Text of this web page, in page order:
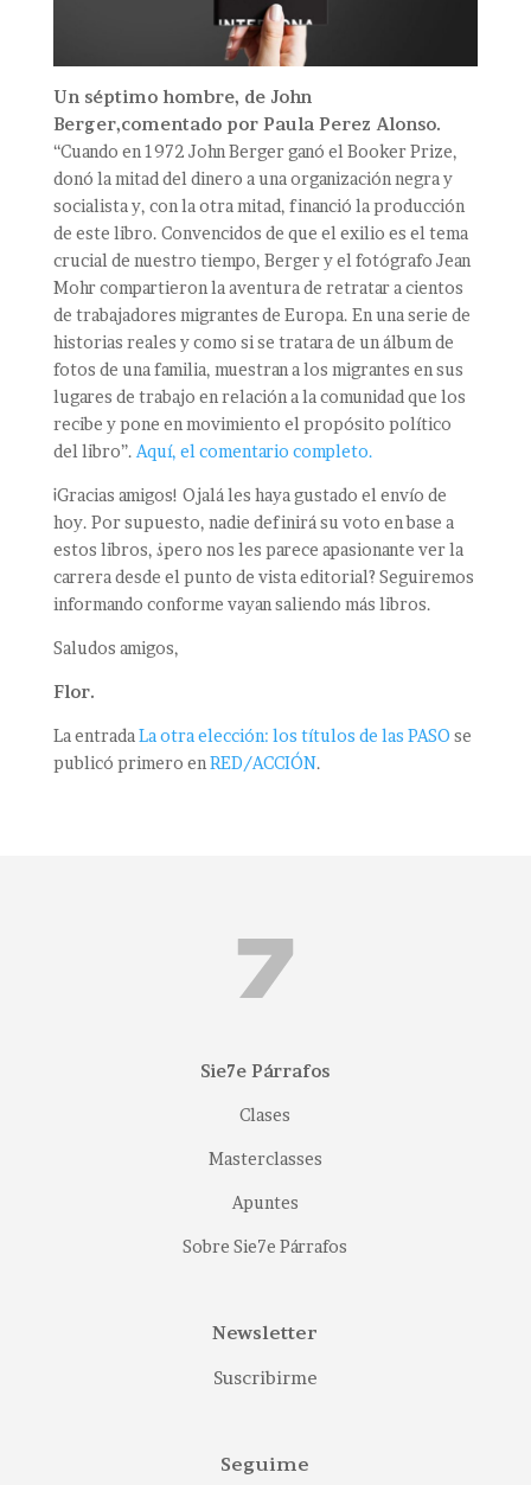
Un séptimo hombre, de John
Berger,comentado por Paula Perez Alonso.
“Cuando en 1972 John Berger ganó el Booker Prize,
donó la mitad del dinero a una organización negra y
socialista y, con la otra mitad, financió la producción
de este libro. Convencidos de que el exilio es el tema
crucial de nuestro tiempo, Berger y el fotógrafo Jean
Mohr compartieron la aventura de retratar a cientos
de trabajadores migrantes de Europa. En una serie de
historias reales y como si se tratara de un álbum de
fotos de una familia, muestran a los migrantes en sus
lugares de trabajo en relación a la comunidad que los
recibe y pone en movimiento el propósito político
del libro”. Aquí, el comentario completo.
¡Gracias amigos! Ojalá les haya gustado el envío de
hoy. Por supuesto, nadie definirá su voto en base a
estos libros, ¿pero nos les parece apasionante ver la
carrera desde el punto de vista editorial? Seguiremos
informando conforme vayan saliendo más libros.
Saludos amigos,
Flor.
La entrada La otra elección: los títulos de las PASO se
publicó primero en RED/ACCIÓN.
Sie7e Párrafos
Clases
Masterclasses
Apuntes
Sobre Sie7e Párrafos
Newsletter
Suscribirme
Seguime